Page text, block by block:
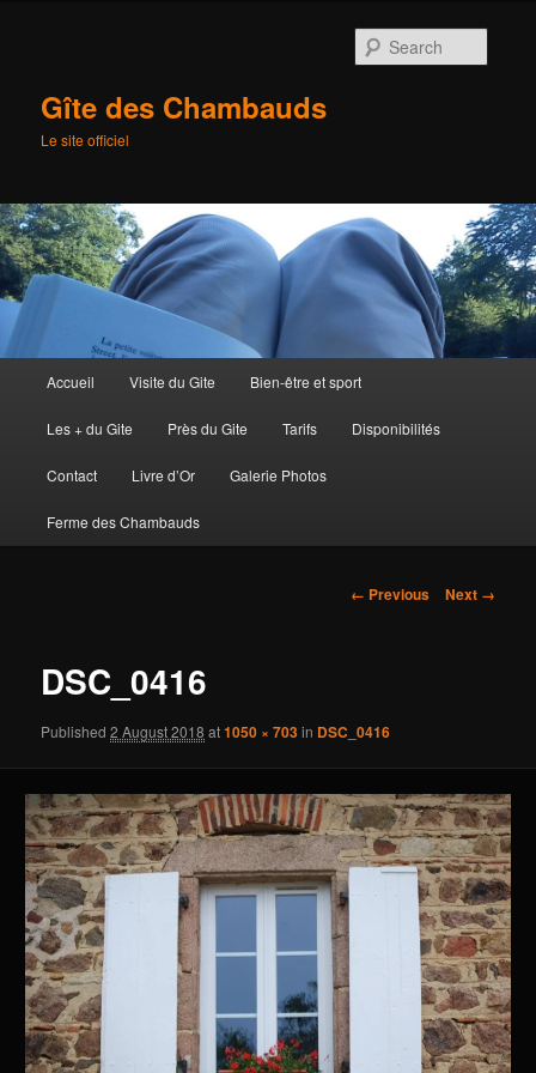
Gîte des Chambauds
Le site officiel
Skip
to
primary
Accueil Visite du Gite Bien-être et sport
Les + du Gite Près du Gite Tarifs Disponibilités
Contact Livre d’Or Galerie Photos
Ferme des Chambauds
Image
← Previous Next →
DSC_0416
Published2 August 2018 at1050 × 703in DSC_0416